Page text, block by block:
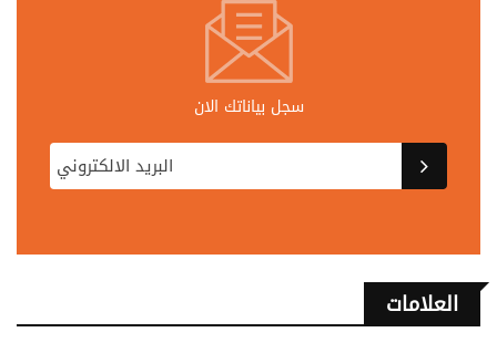
سجل بياناتك الان
العلامات